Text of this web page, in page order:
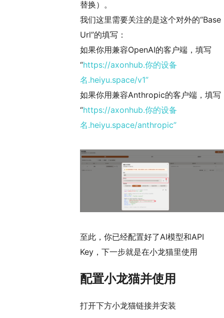
替换）。
我们这里需要关注的是这个对外的“Base
Url”的填写：
如果你用兼容OpenAI的客户端，填写
“https://axonhub.你的设备
名.heiyu.space/v1”
如果你用兼容Anthropic的客户端，填写
“https://axonhub.你的设备
名.heiyu.space/anthropic”
至此，你已经配置好了AI模型和API
Key，下一步就是在小龙猫里使用
配置小龙猫并使用
打开下方小龙猫链接并安装